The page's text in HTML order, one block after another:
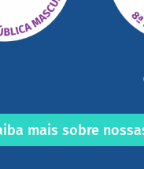
mais sobre